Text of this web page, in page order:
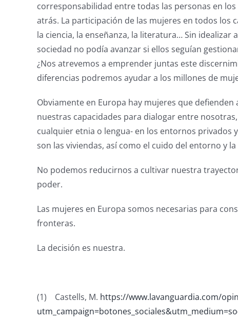
corresponsabilidad entre todas las personas en
atrás. La participación de las mujeres en todos los
la ciencia, la enseñanza, la literatura… Sin
sociedad no podía avanzar si ellos seguían
¿Nos atrevemos a emprender juntas este
diferencias podremos ayudar a los millones de
Obviamente en Europa hay mujeres que
nuestras capacidades para dialogar entre
cualquier etnia o lengua- en los entornos privados
son las viviendas, así como el cuido del entorno y
No podemos reducirnos a cultivar nuestra
poder.
Las mujeres en Europa somos necesarias para
fronteras.
La decisión es nuestra.
(1) Castells, M. https://www.lavanguardia.com/